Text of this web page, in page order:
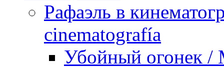
Рафаэль в
cinematografía
Убойный огонек /